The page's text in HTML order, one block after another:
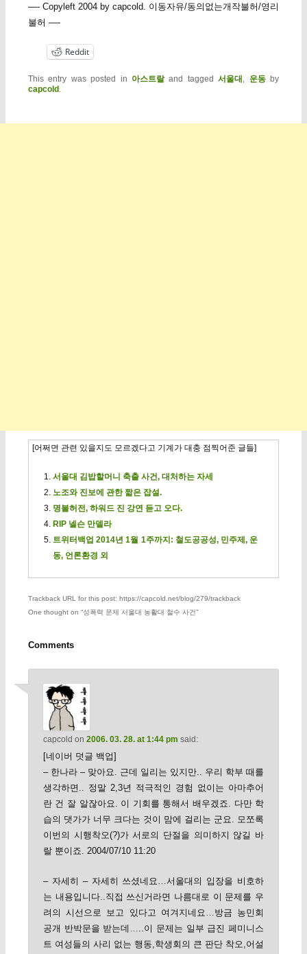
—- Copyleft 2004 by capcold. 이동자유/동의없는개작불허/영리
불허 —-
Reddit
This entry was posted in 아스트랄and tagged서울대 운동by
capcold.
[어쩌면 관련 있을지도 모르겠다고 기계가 대충 점찍어준 글들]
서울대 김밥할머니 축출 사건, 대처하는 자세
노조와 진보에 관한 짧은 잡설.
명불허전, 하워드 진 강연 듣고 오다.
RIP 넬슨 만델라
트위터백업 2014년 1월 1주까지: 철도공공성, 민주제, 운
동, 언론환경 외
Trackback URL for this post: https://capcold.net/blog/279/trackback
One thought on “성폭력 문제 서울대 농활대 철수 사건”
Comments
capcold on 2006. 03. 28. at 1:44 pm said:
[네이버 덧글 백업]
– 한나라 – 맞아요. 근데 일리는 있지만.. 우리 학부 때를
생각하면.. 정말 2,3년 적극적인 경험 없이는 아마추어
란 건 잘 알잖아요. 이 기회를 통해서 배우겠죠. 다만 학
습의 댓가가 너무 크다는 것이 맘에 걸리는 군요. 모쪼록
이번의 시행착오(?)가 서로의 단절을 의미하지 않길 바
랄 뿐이죠. 2004/07/10 11:20
– 자세히 – 자세히 쓰셨네요…서울대의 입장을 비호하
는 내용입니다..직접 쓰신거라면 나름대로 이 문제를 우
려의 시선으로 보고 있다고 여겨지네요…방금 농민회
공개 반박문을 받는데…..이 문제는 일부 급진 페미니스
트 여성들의 사리 없는 행동,학생회의 큰 판단 착오,어설